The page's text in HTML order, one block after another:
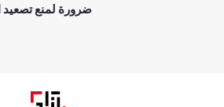
ضرورة لمنع تصعيد